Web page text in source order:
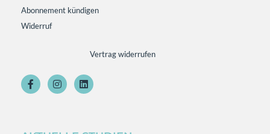
Abonnement kündigen
Widerruf
Vertrag widerrufen